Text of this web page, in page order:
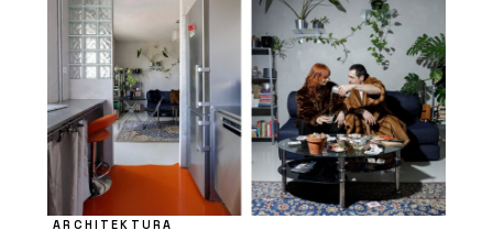
ARCHITEKTURA